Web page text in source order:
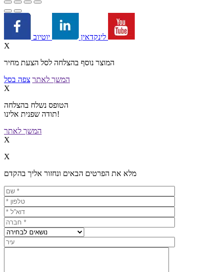
לינקדאין
X
המוצר נוסף בהצלחה לסל הצעת מחיר
המשך לאתר צפה בסל
X
הטופס נשלח בהצלחה
תודה שפנית אלינו!
המשך לאתר
X
X
מלא את הפרטים הבאים ונחזור אליך בהקדם